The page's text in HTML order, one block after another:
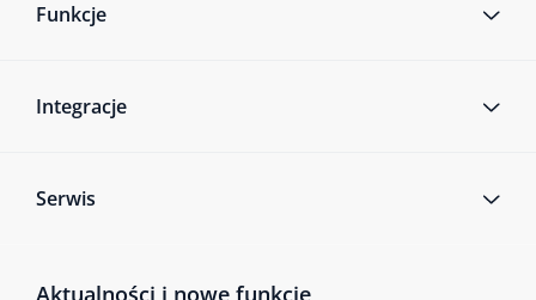
Funkcje
Integracje
Serwis
Aktualności i nowe funkcje